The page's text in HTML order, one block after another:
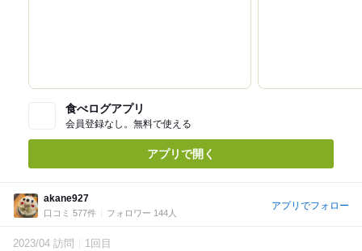
食べログアプリ
会員登録なし。無料で使える
アプリで開く
akane927
口コミ 577件 フォロワー 144人
アプリでフォロー
2023/04 訪問 1回目